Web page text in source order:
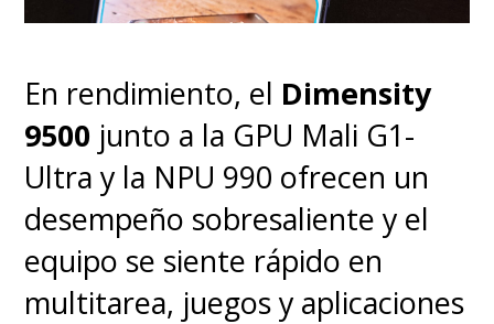
explorado, con un diseño de la
ver en animación.
En rendimiento, el Dimensity
9500 junto a la GPU Mali G1-
Ultra y la NPU 990 ofrecen un
desempeño sobresaliente y el
equipo se siente rápido en
multitarea, juegos y aplicaciones